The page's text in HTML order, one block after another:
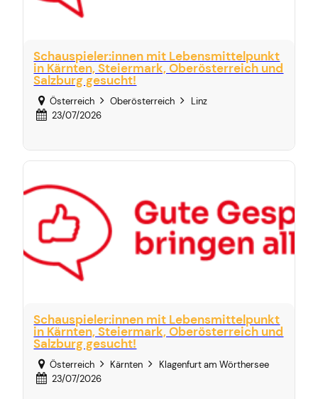
Schauspieler:innen mit Lebensmittelpunkt
in Kärnten, Steiermark, Oberösterreich und
Salzburg gesucht!
Österreich Oberösterreich
Linz
23/07/2026
Schauspieler:innen mit Lebensmittelpunkt
in Kärnten, Steiermark, Oberösterreich und
Salzburg gesucht!
Österreich Kärnten
Klagenfurt am Wörthersee
23/07/2026